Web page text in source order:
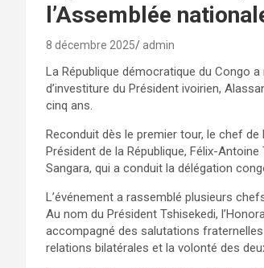
l’Assemblée
8 décembre 2025 admin
La République démocratique du Congo
d’investiture du Président ivoirien,
cinq ans.
Reconduit dès le premier tour, le chef
Président de la République, Félix-
Sangara, qui a conduit la délégation
L’événement a rassemblé plusieurs
Au nom du Président Tshisekedi,
accompagné des salutations
relations bilatérales et la volonté des